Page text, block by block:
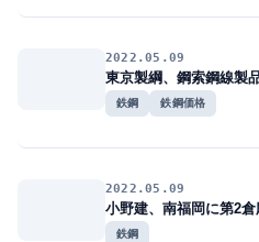
2022.05.09
東京製綱、鋼索鋼線製
鉄鋼 鉄鋼価格
2022.05.09
小野建、南福岡に第2
鉄鋼